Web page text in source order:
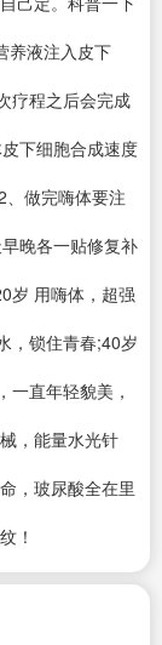
养液注入皮下
疗程之后会完成
下细胞合成速度
做完嗨体要注
晚各一贴修复补
岁 用嗨体，超强
，锁住青春;40岁
一直年轻貌美，
，能量水光针
，玻尿酸全在里
！